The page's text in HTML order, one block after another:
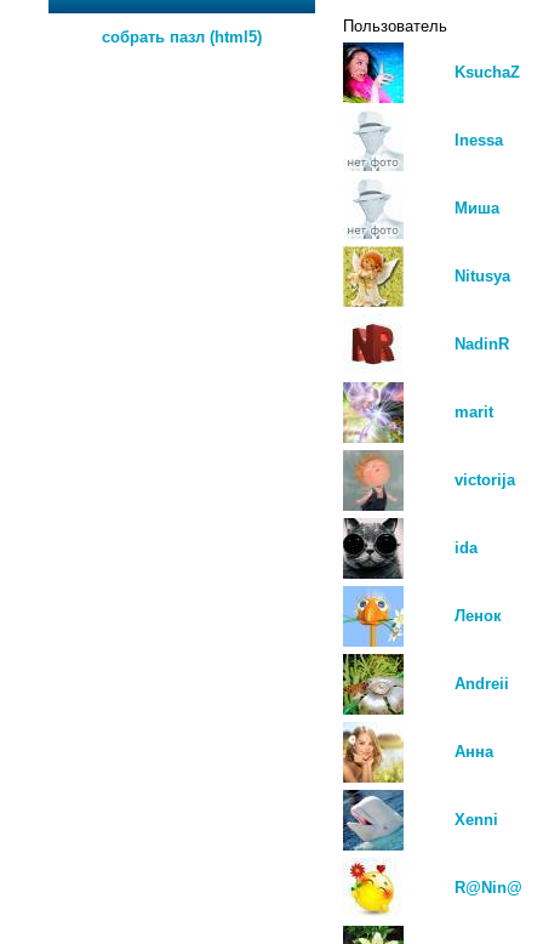
собрать пазл (html5)
Пользователь
KsuchaZ
Inessa
Миша
Nitusya
NadinR
marit
victorija
ida
Ленок
Andreii
Анна
Xenni
R@Nin@